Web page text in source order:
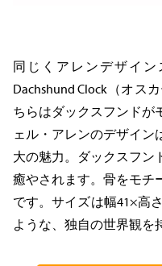
同じくアレンデザイン
Dachshund Clock（オス
ちらはダックスフンドが
ェル・アレンのデザイン
大の魅力。ダックスフン
癒やされます。骨をモチ
です。サイズは幅41×高
ような、独自の世界観を